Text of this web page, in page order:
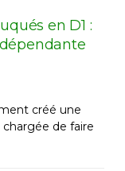
en D1 :
créé une
de faire